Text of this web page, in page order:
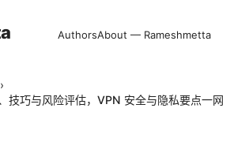
AuthorsAbout — Rameshmetta
›
技巧与风险评估，VPN 安全与隐私要点一网